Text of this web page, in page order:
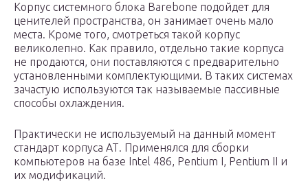
Корпус системного блока Barebone подойдет для
ценителей пространства, он занимает очень мало
места. Кроме того, смотреться такой корпус
великолепно. Как правило, отдельно такие корпуса
не продаются, они поставляются с предварительно
установленными комплектующими. В таких системах
зачастую используются так называемые пассивные
способы охлаждения.
Практически не используемый на данный момент
стандарт корпуса АТ. Применялся для сборки
компьютеров на базе Intel 486, Pentium I, Pentium II и
их модификаций.